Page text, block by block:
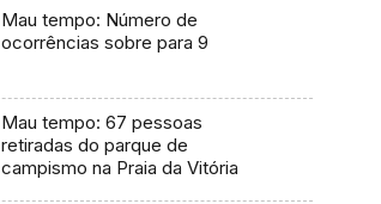
Mau tempo: Número de
ocorrências sobre para 9
Mau tempo: 67 pessoas
retiradas do parque de
campismo na Praia da Vitória